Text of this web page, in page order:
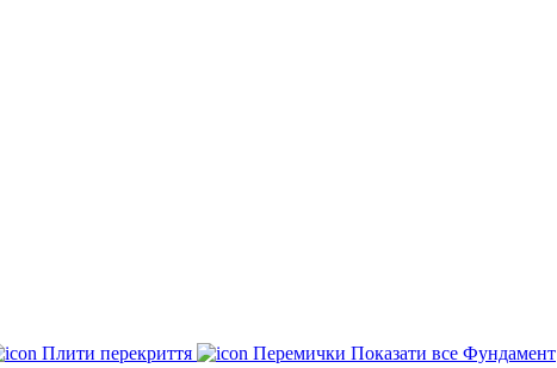
Плити перекриття Перемички Показати все Фундамент